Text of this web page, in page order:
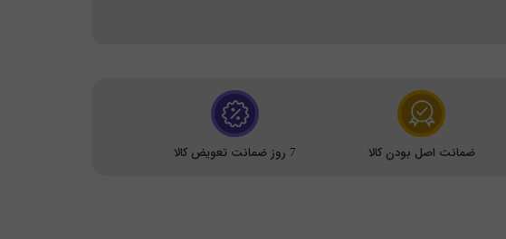
ضمانت اصل بودن کالا 7 روز ضمانت تعویض کالا